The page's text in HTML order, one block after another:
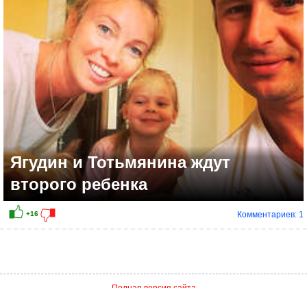
+6
Ягудин и Тотьмянина ждут
второго ребенка
Комментариев: 1